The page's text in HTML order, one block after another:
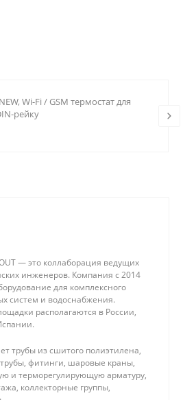
Wi-Fi / GSM термостат для
рейку
— это коллаборация ведущих
инженеров. Компания с 2014
для комплексного
систем и водоснабжения.
располагаются в России,
трубы из сшитого полиэтилена,
фитинги, шаровые краны,
и терморегулирующую арматуру,
коллекторные группы,